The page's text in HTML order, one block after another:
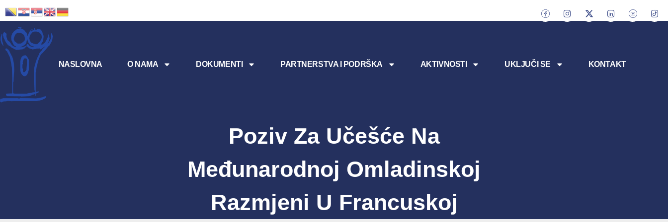
NASLOVNA O NAMA DOKUMENTI PARTNERSTVA I PODRŠKA AKTIVNOSTI UKLJUČI SE KONTAKT
Poziv Za Učešće Na
Međunarodnoj Omladinskoj
Razmjeni U Francuskoj